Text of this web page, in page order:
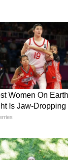
ভাটের
এবং
অন্যতম
বিশেষ
সঙ্গে 'আলফা'-